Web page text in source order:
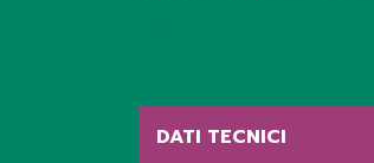
DATI TECNICI